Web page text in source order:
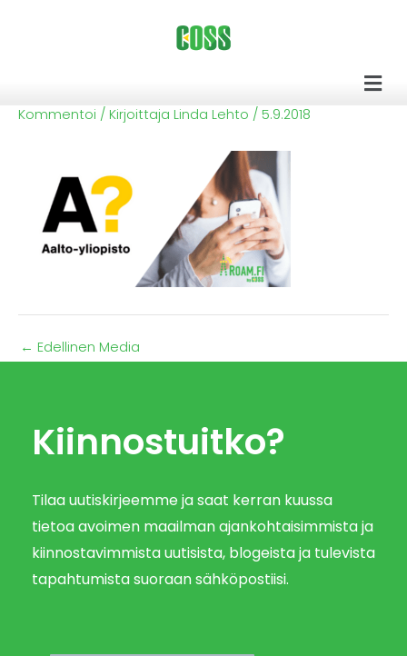
Kommentoi / Kirjoittaja Linda Lehto / 5.9.2018
← Edellinen Media
Kiinnostuitko?
Tilaa uutiskirjeemme ja saat kerran kuussa
tietoa avoimen maailman ajankohtaisimmista ja
kiinnostavimmista uutisista, blogeista ja tulevista
tapahtumista suoraan sähköpostiisi.